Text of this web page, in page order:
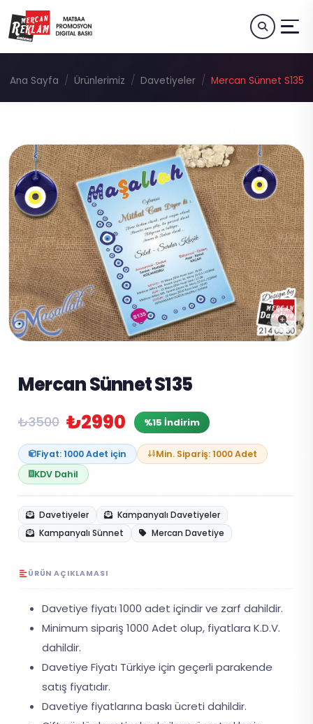
Ana Sayfa Ürünlerimiz Davetiyeler Mercan Sünnet S135
Mercan Sünnet S135
₺3500 ₺2990 %15 İndirim
Fiyat: 1000 Adet için
Min. Sipariş: 1000 Adet
KDV Dahil
Davetiyeler
Kampanyalı Davetiyeler
Kampanyalı Sünnet
Mercan Davetiye
ÜRÜN AÇIKLAMASI
Davetiye fiyatı 1000 adet içindir ve zarf dahildir.
Minimum sipariş 1000 Adet olup, fiyatlara K.D.V.
dahildir.
Davetiye Fiyatı Türkiye için geçerli parakende
satış fiyatıdır.
Davetiye fiyatlarına baskı ücreti dahildir.